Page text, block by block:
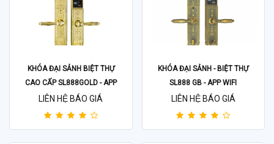
KHÓA ĐẠI SẢNH BIỆT THỰ
CAO CẤP SL888GOLD - APP
WIFI
LIÊN HỆ BÁO GIÁ
KHÓA ĐẠI SẢNH - BIỆT THỰ
SL888 GB - APP WIFI
LIÊN HỆ BÁO GIÁ